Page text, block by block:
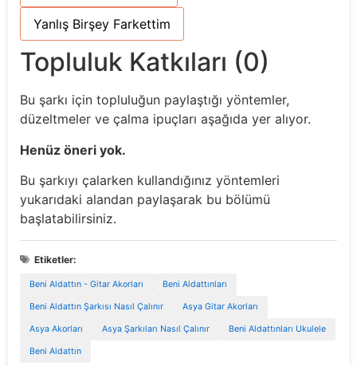
Yanlış Birşey Farkettim
Topluluk Katkıları (0)
Bu şarkı için topluluğun paylaştığı yöntemler,
düzeltmeler ve çalma ipuçları aşağıda yer alıyor.
Henüz öneri yok.
Bu şarkıyı çalarken kullandığınız yöntemleri
yukarıdaki alandan paylaşarak bu bölümü
başlatabilirsiniz.
Etiketler:
Beni Aldattın - Gitar Akorları Beni Aldattınları
Beni Aldattın Şarkısı Nasıl Çalınır Asya Gitar Akorları
Asya Akorları Asya Şarkıları Nasıl Çalınır Beni Aldattınları Ukulele
Beni Aldattın